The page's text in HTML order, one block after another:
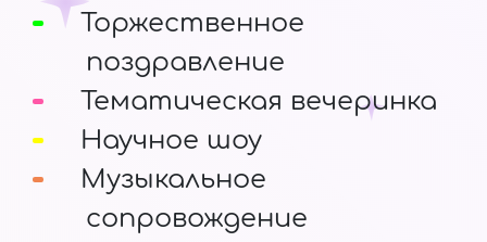
Торжественное
поздравление
Тематическая вечеринка
Научное шоу
Музыкальное
сопровождение